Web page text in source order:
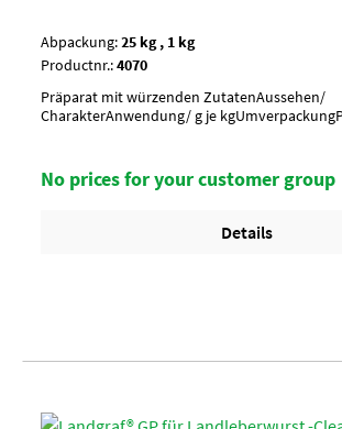
Abpackung:
25 kg , 1 kg
Productnr.:4070
Präparat mit würzenden ZutatenAussehen/
CharakterAnwendung/ g je
No prices for your customer group
Details